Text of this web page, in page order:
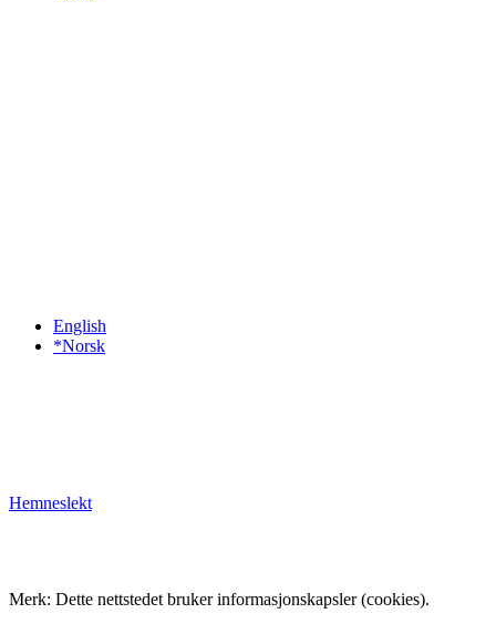
English
*Norsk
Hemneslekt
Merk: Dette nettstedet bruker informasjonskapsler (cookies).